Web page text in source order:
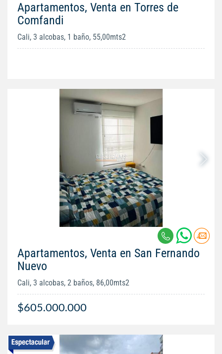
Apartamentos, Venta en Torres de
Comfandi
Cali, 3 alcobas, 1 baño, 55,00mts2
Apartamentos, Venta en San Fernando
Nuevo
Cali, 3 alcobas, 2 baños, 86,00mts2
$605.000.000